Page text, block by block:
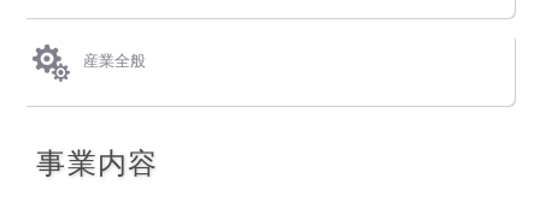
産業全般
事業内容